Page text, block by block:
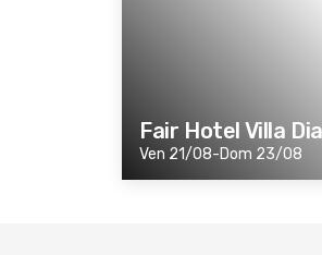
Fair Hotel Villa
Ven 21/08-Dom 23/08